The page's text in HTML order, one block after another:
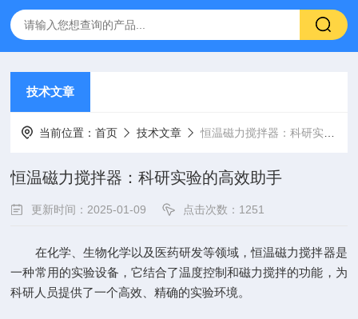
技术文章
当前位置：首页 技术文章 恒温磁力搅拌器：科研实验的高效助手
恒温磁力搅拌器：科研实验的高效助手
更新时间：2025-01-09 点击次数：1251
在化学、生物化学以及医药研发等领域，恒温磁力搅拌器是
一种常用的实验设备，它结合了温度控制和磁力搅拌的功能，为
科研人员提供了一个高效、精确的实验环境。